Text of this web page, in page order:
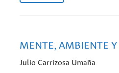
MENTE, AMBIENTE Y
Julio Carrizosa Umaña